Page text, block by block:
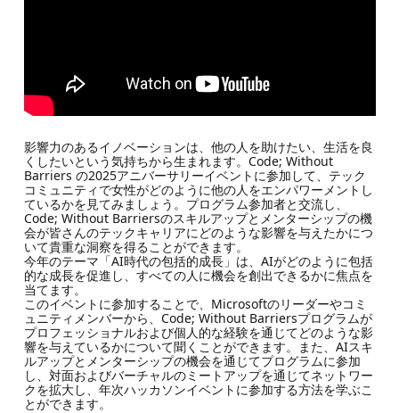
影響力のあるイノベーションは、他の人を助けたい、生活を良
くしたいという気持ちから生まれます。Code; Without
Barriers の2025アニバーサリーイベントに参加して、テック
コミュニティで女性がどのように他の人をエンパワーメントし
ているかを見てみましょう。プログラム参加者と交流し、
Code; Without Barriersのスキルアップとメンターシップの機
会が皆さんのテックキャリアにどのような影響を与えたかにつ
いて貴重な洞察を得ることができます。
今年のテーマ「AI時代の包括的成長」は、AIがどのように包括
的な成長を促進し、すべての人に機会を創出できるかに焦点を
当てます。
このイベントに参加することで、Microsoftのリーダーやコミ
ュニティメンバーから、Code; Without Barriersプログラムが
プロフェッショナルおよび個人的な経験を通じてどのような影
響を与えているかについて聞くことができます。また、AIスキ
ルアップとメンターシップの機会を通じてプログラムに参加
し、対面およびバーチャルのミートアップを通じてネットワー
クを拡大し、年次ハッカソンイベントに参加する方法を学ぶこ
とができます。